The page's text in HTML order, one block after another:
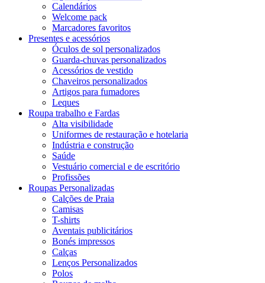
Calendários
Welcome pack
Marcadores favoritos
Presentes e acessórios
Óculos de sol personalizados
Guarda-chuvas personalizados
Acessórios de vestido
Chaveiros personalizados
Artigos para fumadores
Leques
Roupa trabalho e Fardas
Alta visibilidade
Uniformes de restauração e hotelaria
Indústria e construção
Saúde
Vestuário comercial e de escritório
Profissões
Roupas Personalizadas
Calções de Praia
Camisas
T-shirts
Aventais publicitários
Bonés impressos
Calças
Lenços Personalizados
Polos